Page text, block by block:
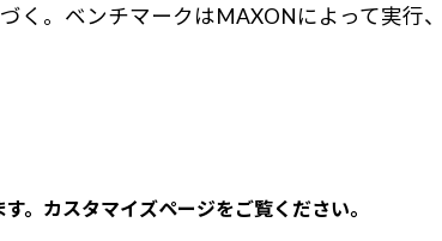
く。ベンチマークはMAXONによって実行
。カスタマイズページをご覧ください。